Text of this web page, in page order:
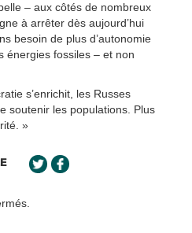
– aux côtés de nombreux
à arrêter dès aujourd’hui
besoin de plus d’autonomie
énergies fossiles – et non
s’enrichit, les Russes
soutenir les populations. Plus
»